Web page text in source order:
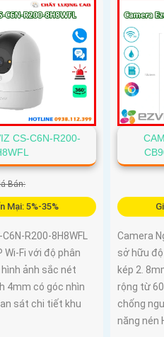
CS-C6N-R200-
Bán:
Mại: 5%-35%
R200-8H8WFL
Wi-Fi với độ phân
ảnh sắc nét
4mm có góc nhìn
sát chi tiết khu
Camera
sở hữu độ
kép 2.
rộng từ
chống
năng nén